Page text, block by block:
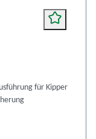
für Kipper